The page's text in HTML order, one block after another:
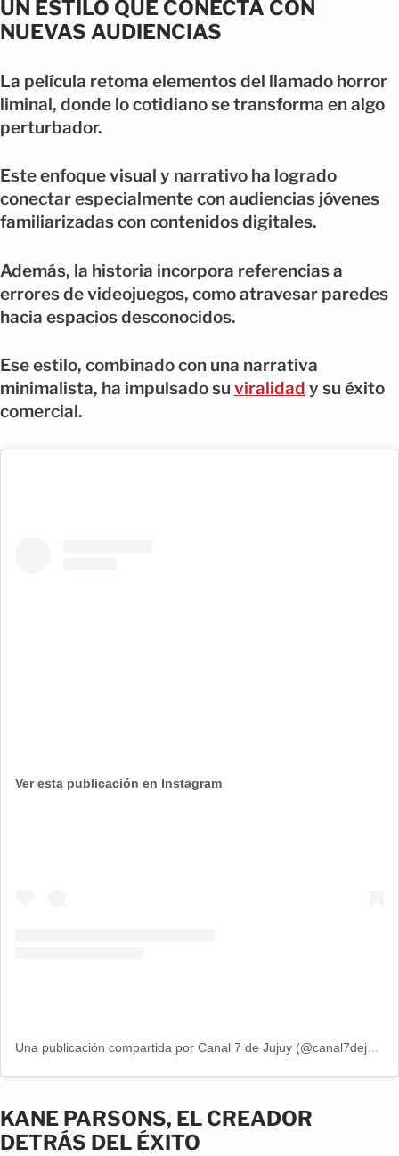
UN ESTILO QUE CONECTA CON
NUEVAS AUDIENCIAS
La película retoma elementos del llamado horror
liminal, donde lo cotidiano se transforma en algo
perturbador.
Este enfoque visual y narrativo ha logrado
conectar especialmente con audiencias jóvenes
familiarizadas con contenidos digitales.
Además, la historia incorpora referencias a
errores de videojuegos, como atravesar paredes
hacia espacios desconocidos.
Ese estilo, combinado con una narrativa
minimalista, ha impulsado su viralidad y su éxito
comercial.
Ver esta publicación en Instagram
Una publicación compartida por Canal 7 de Jujuy (@canal7dejujuy)
KANE PARSONS, EL CREADOR
DETRÁS DEL ÉXITO